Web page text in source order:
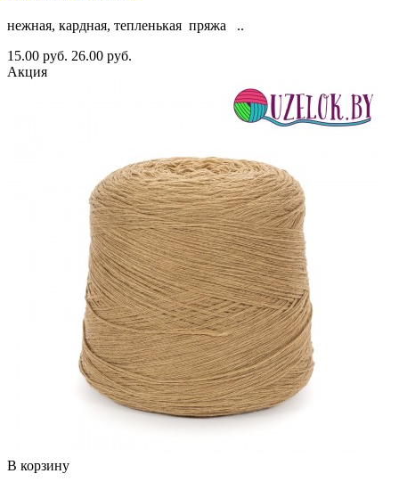
нежная, кардная, тепленькая пряжа ..
15.00 руб. 26.00 руб.
Акция
В корзину